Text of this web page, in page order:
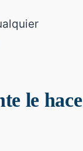
le hace